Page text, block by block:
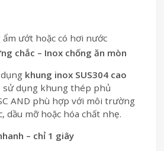
ướt hoặc có hơi nước
chắc – Inox chống ăn mòn
khung inox SUS304 cao
sử dụng khung thép phủ
AND phù hợp với môi trường
dầu mỡ hoặc hóa chất nhẹ.
– chỉ 1 giây